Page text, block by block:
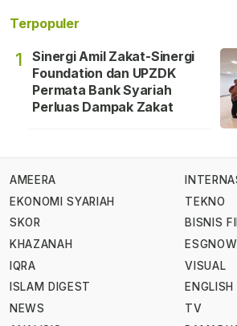
Terpopuler
1
Sinergi Amil Zakat-Sinergi
Foundation dan UPZDK
Permata Bank Syariah
Perluas Dampak Zakat
AMEERA
EKONOMI SYARIAH
SKOR
KHAZANAH
IQRA
ISLAM DIGEST
NEWS
TEKNO
BISNIS
ESGNOW
VISUAL
ENGLISH
TV